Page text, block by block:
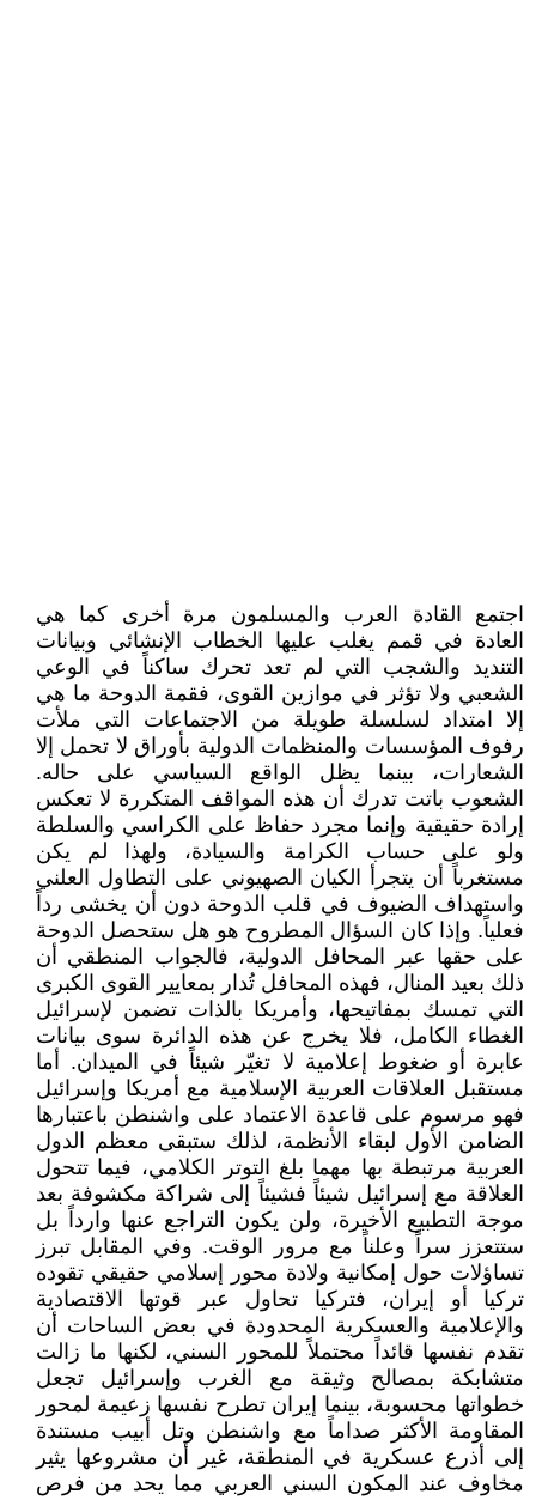
اجتمع القادة العرب والمسلمون مرة أخرى كما هي
العادة في قمم يغلب عليها الخطاب الإنشائي وبيانات
التنديد والشجب التي لم تعد تحرك ساكناً في الوعي
الشعبي ولا تؤثر في موازين القوى، فقمة الدوحة ما هي
إلا امتداد لسلسلة طويلة من الاجتماعات التي ملأت
رفوف المؤسسات والمنظمات الدولية بأوراق لا تحمل إلا
الشعارات، بينما يظل الواقع السياسي على حاله.
الشعوب باتت تدرك أن هذه المواقف المتكررة لا تعكس
إرادة حقيقية وإنما مجرد حفاظ على الكراسي والسلطة
ولو على حساب الكرامة والسيادة، ولهذا لم يكن
مستغرباً أن يتجرأ الكيان الصهيوني على التطاول العلني
واستهداف الضيوف في قلب الدوحة دون أن يخشى رداً
فعلياً. وإذا كان السؤال المطروح هو هل ستحصل الدوحة
على حقها عبر المحافل الدولية، فالجواب المنطقي أن
ذلك بعيد المنال، فهذه المحافل تُدار بمعايير القوى الكبرى
التي تمسك بمفاتيحها، وأمريكا بالذات تضمن لإسرائيل
الغطاء الكامل، فلا يخرج عن هذه الدائرة سوى بيانات
عابرة أو ضغوط إعلامية لا تغيّر شيئاً في الميدان. أما
مستقبل العلاقات العربية الإسلامية مع أمريكا وإسرائيل
فهو مرسوم على قاعدة الاعتماد على واشنطن باعتبارها
الضامن الأول لبقاء الأنظمة، لذلك ستبقى معظم الدول
العربية مرتبطة بها مهما بلغ التوتر الكلامي، فيما تتحول
العلاقة مع إسرائيل شيئاً فشيئاً إلى شراكة مكشوفة بعد
موجة التطبيع الأخيرة، ولن يكون التراجع عنها وارداً بل
ستتعزز سراً وعلناً مع مرور الوقت. وفي المقابل تبرز
تساؤلات حول إمكانية ولادة محور إسلامي حقيقي تقوده
تركيا أو إيران، فتركيا تحاول عبر قوتها الاقتصادية
والإعلامية والعسكرية المحدودة في بعض الساحات أن
تقدم نفسها قائداً محتملاً للمحور السني، لكنها ما زالت
متشابكة بمصالح وثيقة مع الغرب وإسرائيل تجعل
خطواتها محسوبة، بينما إيران تطرح نفسها زعيمة لمحور
المقاومة الأكثر صداماً مع واشنطن وتل أبيب مستندة
إلى أذرع عسكرية في المنطقة، غير أن مشروعها يثير
مخاوف عند المكون السني العربي مما يحد من فرص